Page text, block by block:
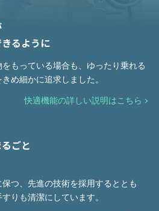
るように
もっている場合も、ゆったり乗れる
め細かに追求しました。
快適機能の詳しい説明はこちら
ごと
つ、先進の技術を採用するととも
りも清潔にしています。